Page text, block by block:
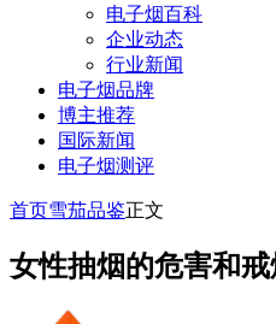
电子烟百科
企业动态
行业新闻
电子烟品牌
博主推荐
国际新闻
电子烟测评
首页雪茄品鉴正文
女性抽烟的危害和